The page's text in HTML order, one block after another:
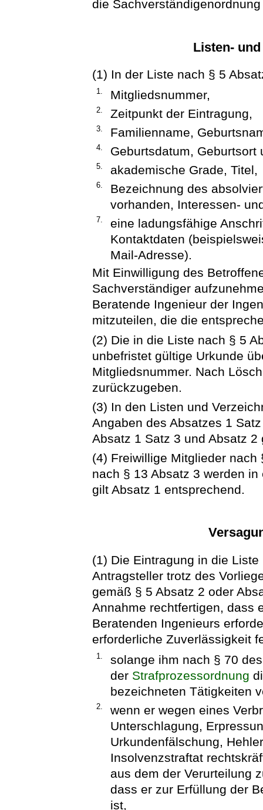
die
Listen-
(1) In der Liste nach § 5
1. Mitgliedsnummer,
2. Zeitpunkt der Eintragung,
3. Familienname,
4. Geburtsdatum, Geburtsort
5. akademische Grade, Titel,
6.
Bezeichnung des
vorhanden, Interessen-
7.
eine ladungsfähige
Kontaktdaten
Mail-Adresse).
Mit Einwilligung des
Sachverständiger
Beratende Ingenieur der
mitzuteilen, die die
(2) Die in die Liste nach § 5
unbefristet gültige Urkunde
Mitgliedsnummer. Nach
zurückzugeben.
(3) In den Listen und
Angaben des Absatzes 1
Absatz 1 Satz 3 und Absatz
(4) Freiwillige Mitglieder
nach § 13 Absatz 3 werden
gilt Absatz 1 entsprechend.
(1) Die Eintragung in die
Antragsteller trotz des
gemäß § 5 Absatz 2 oder
Annahme rechtfertigen, dass
Beratenden Ingenieurs
erforderliche Zuverlässigkeit
1.
solange ihm nach § 70
der Strafprozessordnung
bezeichneten Tätigkeiten
2.
wenn er wegen eines
Unterschlagung,
Urkundenfälschung,
Insolvenzstraftat
aus dem der Verurteilung
dass er zur Erfüllung der
ist,